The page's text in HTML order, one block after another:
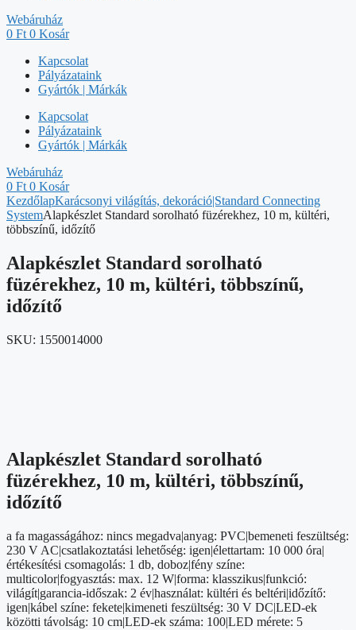
Webáruház
0 Ft 0 Kosár
Kapcsolat
Pályázataink
Gyártók | Márkák
Kapcsolat
Pályázataink
Gyártók | Márkák
Webáruház
0 Ft 0 Kosár
KezdőlapKarácsonyi világítás, dekoráció|Standard Connecting
SystemAlapkészlet Standard sorolható füzérekhez, 10 m, kültéri,
többszínű, időzítő
Alapkészlet Standard sorolható
füzérekhez, 10 m, kültéri, többszínű,
időzítő
SKU: 1550014000
Alapkészlet Standard sorolható
füzérekhez, 10 m, kültéri, többszínű,
időzítő
a fa magasságához: nincs megadva|anyag: PVC|bemeneti feszültség:
230 V AC|csatlakoztatási lehetőség: igen|élettartam: 10 000 óra|
értékesítési csomagolás: 1 db, doboz|fény színe:
multicolor|fogyasztás: max. 12 W|forma: klasszikus|funkció:
világít|garancia-időszak: 2 év|használat: kültéri és beltéri|időzítő:
igen|kábel színe: fekete|kimeneti feszültség: 30 V DC|LED-ek
közötti távolság: 10 cm|LED-ek száma: 100|LED mérete: 5